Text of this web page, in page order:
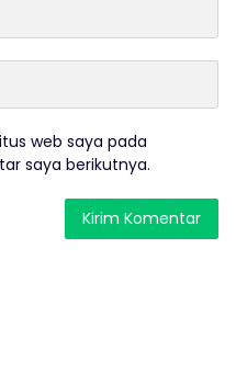
web saya pada
saya berikutnya.